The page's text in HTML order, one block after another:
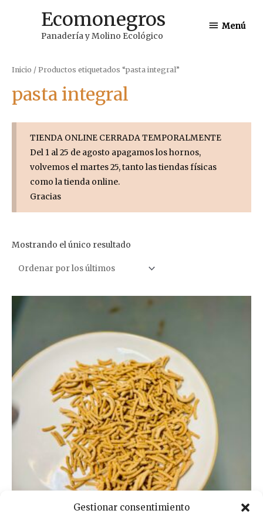
Gestionar consentimiento
Ecomonegros
Panadería y Molino Ecológico
Menú
Menú
Inicio / Productos etiquetados “pasta integral”
pasta integral
TIENDA ONLINE CERRADA TEMPORALMENTE
Del 1 al 25 de agosto apagamos los hornos,
volvemos el martes 25, tanto las tiendas físicas
como la tienda online.
Gracias
Mostrando el único resultado